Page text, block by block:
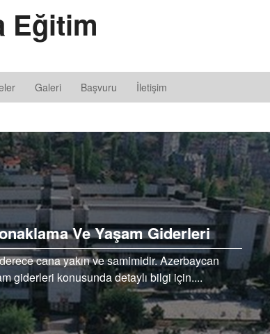
Eğitim
Galeri Başvuru İletişim
Ve Yaşam Giderleri
cana yakın ve samimidir. Azerbaycan
giderleri konusunda detaylı bilgi için....